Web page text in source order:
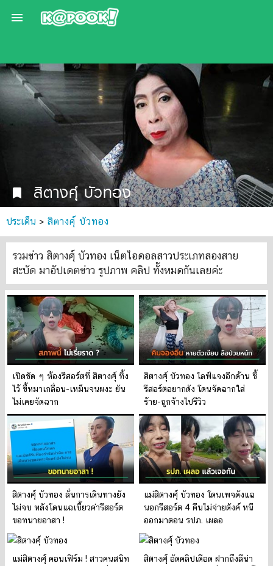

bookmark สิตางศุ์ บัวทอง
ประเด็น > สิตางศุ์ บัวทอง
รวมข่าว สิตางศุ์ บัวทอง เน็ตไอดอลสาวประเภทสองสาย
สะบัด มาอัปเดตข่าว รูปภาพ คลิป ทั้งหมดกันเลยค่ะ
เปิดชัด ๆ ห้องรีสอร์ตที่ สิตางศุ์ ทิ้ง
ไว้ ขี้หมาเกลื่อน-เหม็นจนผงะ ยัน
ไม่เคยจัดฉาก
สิตางศุ์ บัวทอง ไลฟ์แจงอีกด้าน ชี้
รีสอร์ตอยากดัง โดนจัดฉากใส่
ร้าย-ถูกจ้างไปรีวิว
สิตางศุ์ บัวทอง ลั่นการเดินทางยัง
ไม่จบ หลังโดนแฉเบี้ยวค่ารีสอร์ต
ขอทนายอาสา !
แม่สิตางศุ์ บัวทอง โดนเพจดังแฉ
นอกรีสอร์ต 4 คืนไม่จ่ายตังค์ หนี
ออกมาตอน รปภ. เผลอ
แม่สิตางศุ์ คอนเฟิร์ม ! สาวคนสนิท
สิตางศุ์ อัดคลิปเดือด ฝากถึงลีน่า